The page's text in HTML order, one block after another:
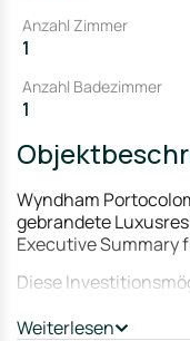
Anzahl Zimmer
1
Anzahl Badezimmer
1
Wyndham
gebrandete
Executive Summary
Diese
Ertragsvorteilen
Weiterlesen